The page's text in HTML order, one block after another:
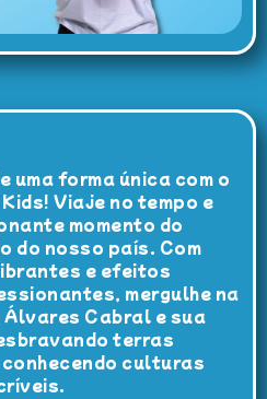
uma forma única com o
Viaje no tempo e
momento do
do nosso país. Com
e efeitos
mergulhe na
Cabral e sua
terras
culturas